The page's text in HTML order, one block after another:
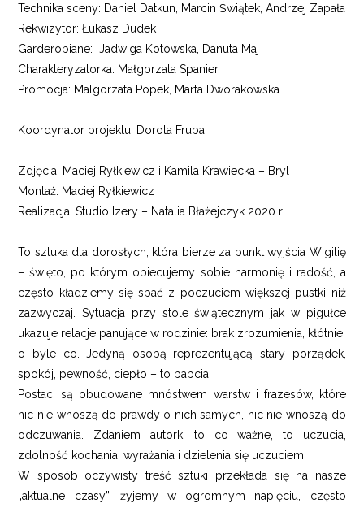
Technika sceny: Daniel Datkun, Marcin Świątek, Andrzej Zapała
Rekwizytor: Łukasz Dudek
Garderobiane: Jadwiga Kotowska, Danuta Maj
Charakteryzatorka: Małgorzata Spanier
Promocja: Malgorzata Popek, Marta Dworakowska
Koordynator projektu: Dorota Fruba
Zdjęcia: Maciej Ryłkiewicz i Kamila Krawiecka – Bryl
Montaż: Maciej Ryłkiewicz
Realizacja: Studio Izery – Natalia Błażejczyk 2020 r.
To sztuka dla dorosłych, która bierze za punkt wyjścia Wigilię
– święto, po którym obiecujemy sobie harmonię i radość, a
często kładziemy się spać z poczuciem większej pustki niż
zazwyczaj. Sytuacja przy stole świątecznym jak w pigułce
ukazuje relacje panujące w rodzinie: brak zrozumienia, kłótnie
o byle co. Jedyną osobą reprezentującą stary porządek,
spokój, pewność, ciepło – to babcia.
Postaci są obudowane mnóstwem warstw i frazesów, które
nic nie wnoszą do prawdy o nich samych, nic nie wnoszą do
odczuwania. Zdaniem autorki to co ważne, to uczucia,
zdolność kochania, wyrażania i dzielenia się uczuciem.
W sposób oczywisty treść sztuki przekłada się na nasze
„aktualne czasy”, żyjemy w ogromnym napięciu, często